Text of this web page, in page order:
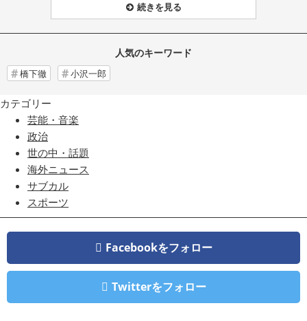
続きを見る
人気のキーワード
橋下徹 小沢一郎
カテゴリー
芸能・音楽
政治
世の中・話題
海外ニュース
サブカル
スポーツ
Facebookをフォロー
Twitterをフォロー